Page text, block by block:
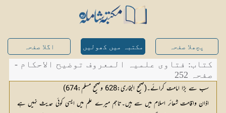
پچھلا صفحہ مکتبہ میں کھولیں اگلا صفحہ
کتاب: فتاوی علمیہ المعروف توضیح الاحکام -
صفحہ 252
سب سے بڑا امامت کرائے۔(صحیح البخاری:628 وصحیح مسلم:674)
اذان واقامت شعائر اسلام میں سے ہیں۔تاہم میرے علم میں ایسی کوئی حدیث نہیں ہے